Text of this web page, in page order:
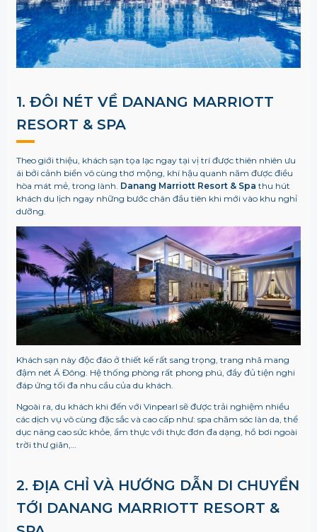
1. ĐÔI NÉT VỀ DANANG MARRIOTT
RESORT & SPA
Theo giới thiệu, khách sạn tọa lạc ngay tại vị trí được thiên nhiên ưu
ái bởi cảnh biển vô cùng thơ mộng, khí hậu quanh năm được điều
hòa mát mẻ, trong lành. Danang Marriott Resort & Spa thu hút
khách du lịch ngay những bước chân đầu tiên khi mới vào khu nghỉ
dưỡng.
Khách sạn này độc đáo ở thiết kế rất sang trọng, trang nhã mang
đậm nét Á Đông. Hệ thống phòng rất phong phú, đầy đủ tiện nghi
đáp ứng tối đa nhu cầu của du khách.
Ngoài ra, du khách khi đến với Vinpearl sẽ được trải nghiệm nhiều
các dịch vụ vô cùng đặc sắc và cao cấp như: spa chăm sóc làn da, thể
dục nâng cao sức khỏe, ẩm thực với thực đơn đa dạng, hồ bơi ngoài
trời thư giãn,…
2. ĐỊA CHỈ VÀ HƯỚNG DẪN DI CHUYỂN
TỚI DANANG MARRIOTT RESORT &